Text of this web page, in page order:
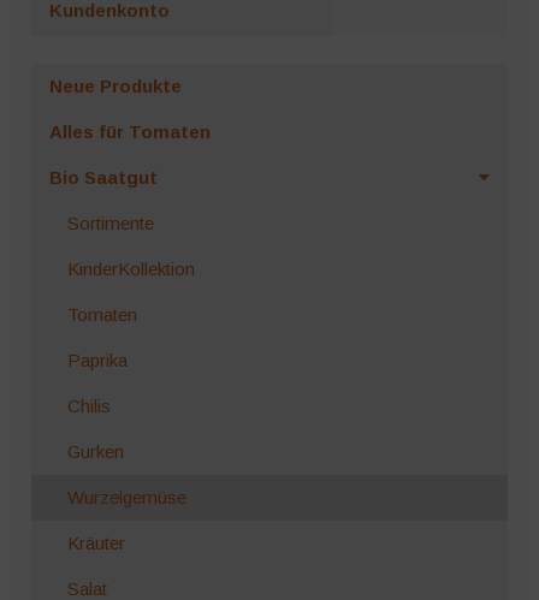
Kundenkonto
Neue Produkte
Alles für Tomaten
Bio Saatgut
Sortimente
KinderKollektion
Tomaten
Paprika
Chilis
Gurken
Wurzelgemüse
Kräuter
Salat